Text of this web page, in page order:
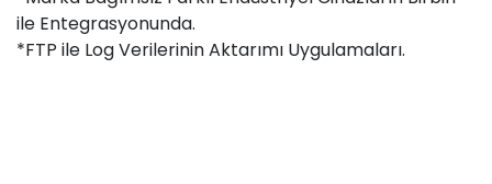
ile Entegrasyonunda.
*FTP ile Log Verilerinin Aktarımı Uygulamaları.